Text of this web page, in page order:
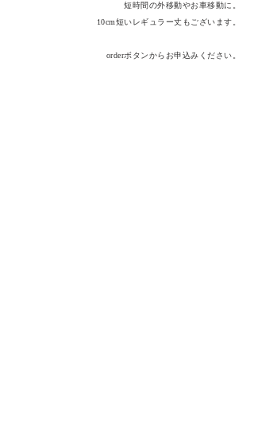
​短時間の外移動やお車移動に。
10cm短いレギュラー丈もございます。
orderボタンからお申込みください。